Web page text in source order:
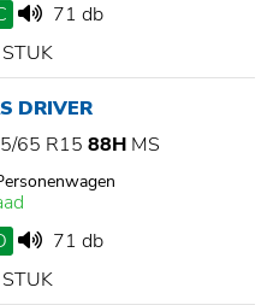
71 db
DRIVER
65 R15 88H MS
71 db